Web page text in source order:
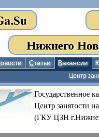
Нижнего
овости Статьи Вакансии
Центр
Государственное
Центр занятости
(ГКУ ЦЗН